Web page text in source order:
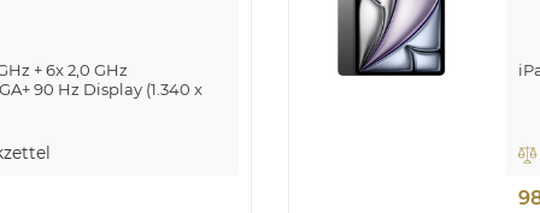
+ 6x 2,0 GHz
90 Hz Display (1.340 x
GPS